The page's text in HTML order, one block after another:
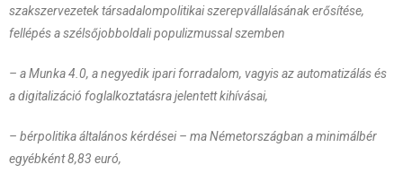
szakszervezetek társadalompolitikai szerepvállalásának erősítése,
fellépés a szélsőjobboldali populizmussal szemben
– a Munka 4.0, a negyedik ipari forradalom, vagyis az automatizálás és
a digitalizáció foglalkoztatásra jelentett kihívásai,
– bérpolitika általános kérdései – ma Németországban a minimálbér
egyébként 8,83 euró,